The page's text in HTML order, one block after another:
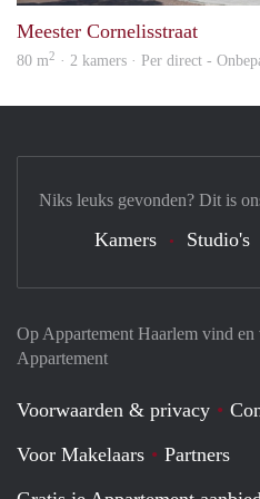
Meester Cornelisstraat
80 m2 · 2 kamers · Per direct -
Op Appartement Haarlem vind
Appartement
Voorwaarden & privacy
Voor Makelaars
Partners
Niks leuks gevonden? Dit is
Kamers Studio's